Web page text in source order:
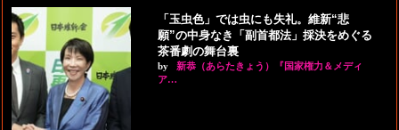
「玉虫色」では虫にも失礼。維新“悲
願”の中身なき「副首都法」採決をめぐる
茶番劇の舞台裏
by
新恭（あらたきょう）『国家権力＆メディ
ア…